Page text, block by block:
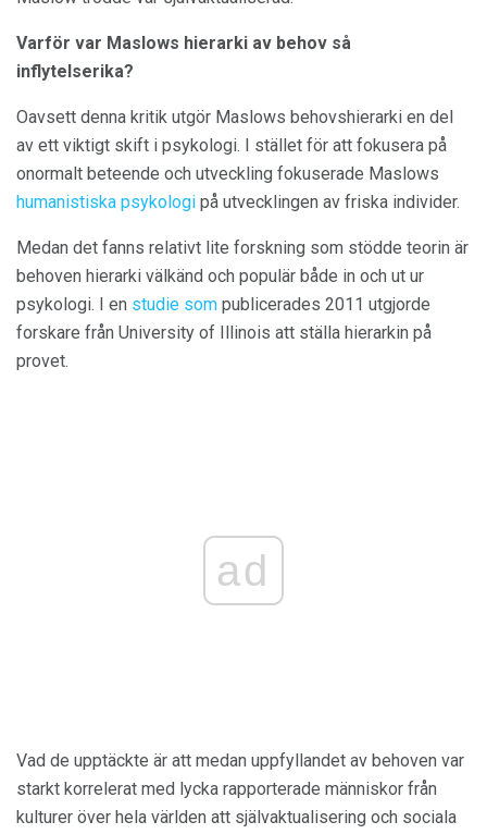
Varför var Maslows hierarki av behov så
inflytelserika?
Oavsett denna kritik utgör Maslows behovshierarki en del
av ett viktigt skift i psykologi. I stället för att fokusera på
onormalt beteende och utveckling fokuserade Maslows
humanistiska psykologi på utvecklingen av friska individer.
Medan det fanns relativt lite forskning som stödde teorin är
behoven hierarki välkänd och populär både in och ut ur
psykologi. I en studie som publicerades 2011 utgjorde
forskare från University of Illinois att ställa hierarkin på
provet.
ad
Vad de upptäckte är att medan uppfyllandet av behoven var
starkt korrelerat med lycka rapporterade människor från
kulturer över hela världen att självaktualisering och sociala